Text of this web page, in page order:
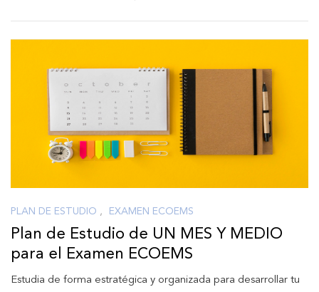
PLAN DE ESTUDIO , EXAMEN ECOEMS
Plan de Estudio de UN MES Y MEDIO
para el Examen ECOEMS
Estudia de forma estratégica y organizada para desarrollar tu